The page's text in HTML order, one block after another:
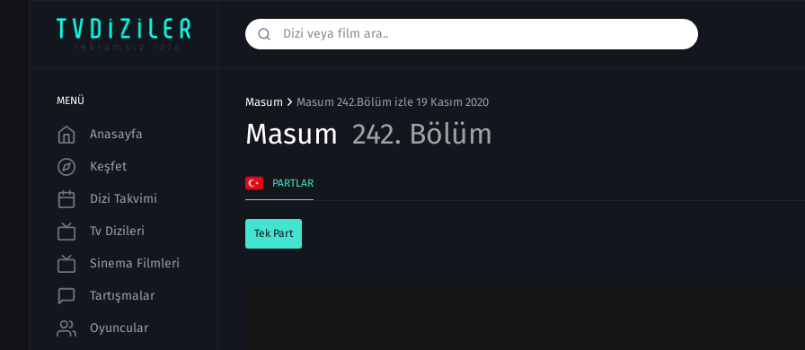
MENÜ
Anasayfa
Keşfet
Dizi Takvimi
Tv Dizileri
Sinema Filmleri
Tartışmalar
Oyuncular
Masum Masum 242.Bölüm izle 19 Kasım 2020
Masum 242. Bölüm
PARTLAR
Tek Part